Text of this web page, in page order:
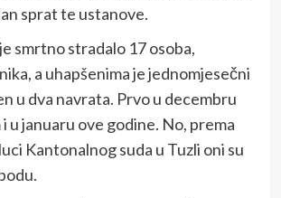
sprat te ustanove.
smrtno stradalo 17 osoba,
a uhapšenima je jednomjesečni
u dva navrata. Prvo u decembru
u januaru ove godine. No, prema
Kantonalnog suda u Tuzli oni su